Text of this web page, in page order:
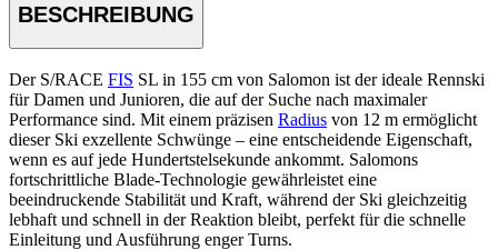
BESCHREIBUNG
Der S/RACE FIS SL in 155 cm von Salomon ist der ideale Rennski
für Damen und Junioren, die auf der Suche nach maximaler
Performance sind. Mit einem präzisen Radius von 12 m ermöglicht
dieser Ski exzellente Schwünge – eine entscheidende Eigenschaft,
wenn es auf jede Hundertstelsekunde ankommt. Salomons
fortschrittliche Blade-Technologie gewährleistet eine
beeindruckende Stabilität und Kraft, während der Ski gleichzeitig
lebhaft und schnell in der Reaktion bleibt, perfekt für die schnelle
Einleitung und Ausführung enger Turns.